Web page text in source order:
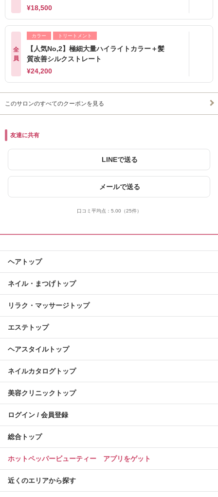
¥18,500
全
員
カラー トリートメント
【人気No,2】極細大量ハイライトカラー＋髪
質改善シルクストレート
¥24,200
このサロンのすべてのクーポンを見る
友達に共有
LINEで送る
メールで送る
口コミ平均点： 5.00 （25件）
ヘアトップ
ネイル・まつげトップ
リラク・マッサージトップ
エステトップ
ヘアスタイルトップ
ネイルカタログトップ
美容クリニックトップ
ログイン / 会員登録
総合トップ
ホットペッパービューティー アプリをゲット
近くのエリアから探す